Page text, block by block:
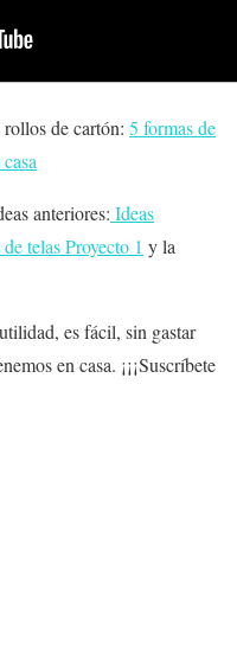
de cartón: 5 formas de
anteriores: Ideas
telas Proyecto 1 y la
es fácil, sin gastar
en casa. ¡¡¡Suscríbete